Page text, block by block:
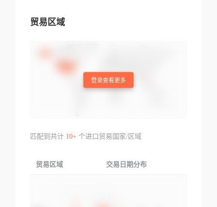
贸易区域
登录查看更多
匹配到共计 10+个进口贸易国家/区域
贸易区域 交易日期分布